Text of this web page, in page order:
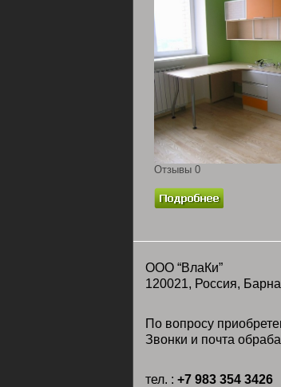
Отзывы 0
ООО “ВлаКи”
120021, Россия,
По вопросу
Звонки и почта
тел. : +7 983 354 3426